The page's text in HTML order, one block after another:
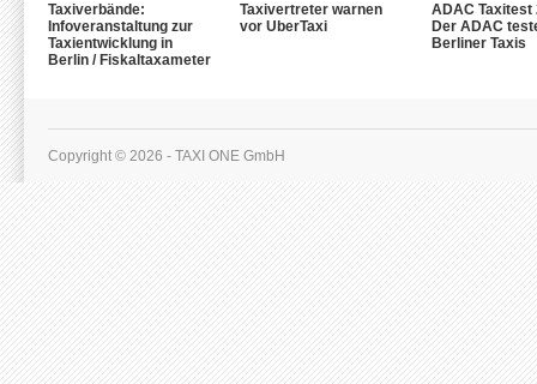
Taxiverbände:
Infoveranstaltung zur
Taxientwicklung in
Berlin / Fiskaltaxameter
Taxivertreter warnen
vor UberTaxi
ADAC Taxitest
Der ADAC
Berliner Taxis
Copyright © 2026 - TAXI ONE GmbH